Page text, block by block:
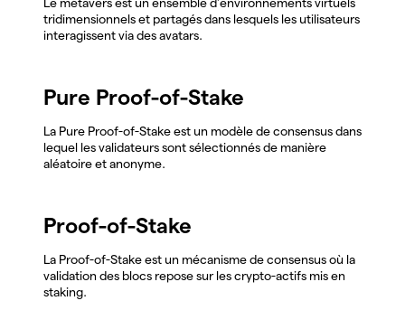
tridimensionnels et partagés dans lesquels les utilisateurs
interagissent via des avatars.
Pure Proof-of-Stake
La Pure Proof-of-Stake est un modèle de consensus dans
lequel les validateurs sont sélectionnés de manière
aléatoire et anonyme.
Proof-of-Stake
La Proof-of-Stake est un mécanisme de consensus où la
validation des blocs repose sur les crypto-actifs mis en
staking.